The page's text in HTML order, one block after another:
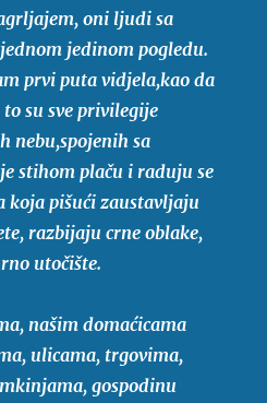
oni ljudi sa
jedinom pogledu.
prvi puta vidjela,kao da
su sve privilegije
nebu,spojenih sa
stihom plaču i raduju se
koja pišući zaustavljaju
razbijaju crne oblake,
utočište.
našim domaćicama
ulicama, trgovima,
gospodinu